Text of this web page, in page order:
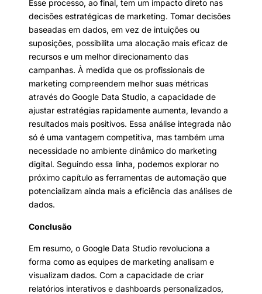
Esse processo, ao final, tem um impacto direto nas
decisões estratégicas de marketing. Tomar decisões
baseadas em dados, em vez de intuições ou
suposições, possibilita uma alocação mais eficaz de
recursos e um melhor direcionamento das
campanhas. À medida que os profissionais de
marketing compreendem melhor suas métricas
através do Google Data Studio, a capacidade de
ajustar estratégias rapidamente aumenta, levando a
resultados mais positivos. Essa análise integrada não
só é uma vantagem competitiva, mas também uma
necessidade no ambiente dinâmico do marketing
digital. Seguindo essa linha, podemos explorar no
próximo capítulo as ferramentas de automação que
potencializam ainda mais a eficiência das análises de
dados.
Conclusão
Em resumo, o Google Data Studio revoluciona a
forma como as equipes de marketing analisam e
visualizam dados. Com a capacidade de criar
relatórios interativos e dashboards personalizados,